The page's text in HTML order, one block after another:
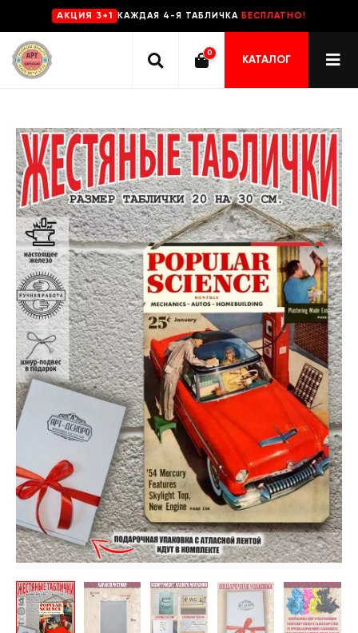
AKЦИЯ 3+1 КАЖДАЯ 4-Я ТАБЛИЧКА БЕСПЛАТНО!
0
КАТАЛОГ